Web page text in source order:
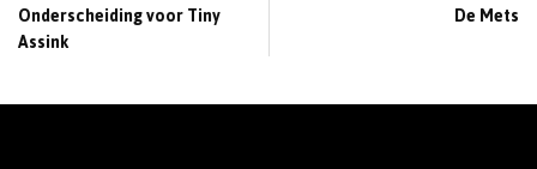
Onderscheiding voor Tiny
Assink
De Mets